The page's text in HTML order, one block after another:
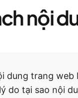
nội
dung trang
do tại sao nội